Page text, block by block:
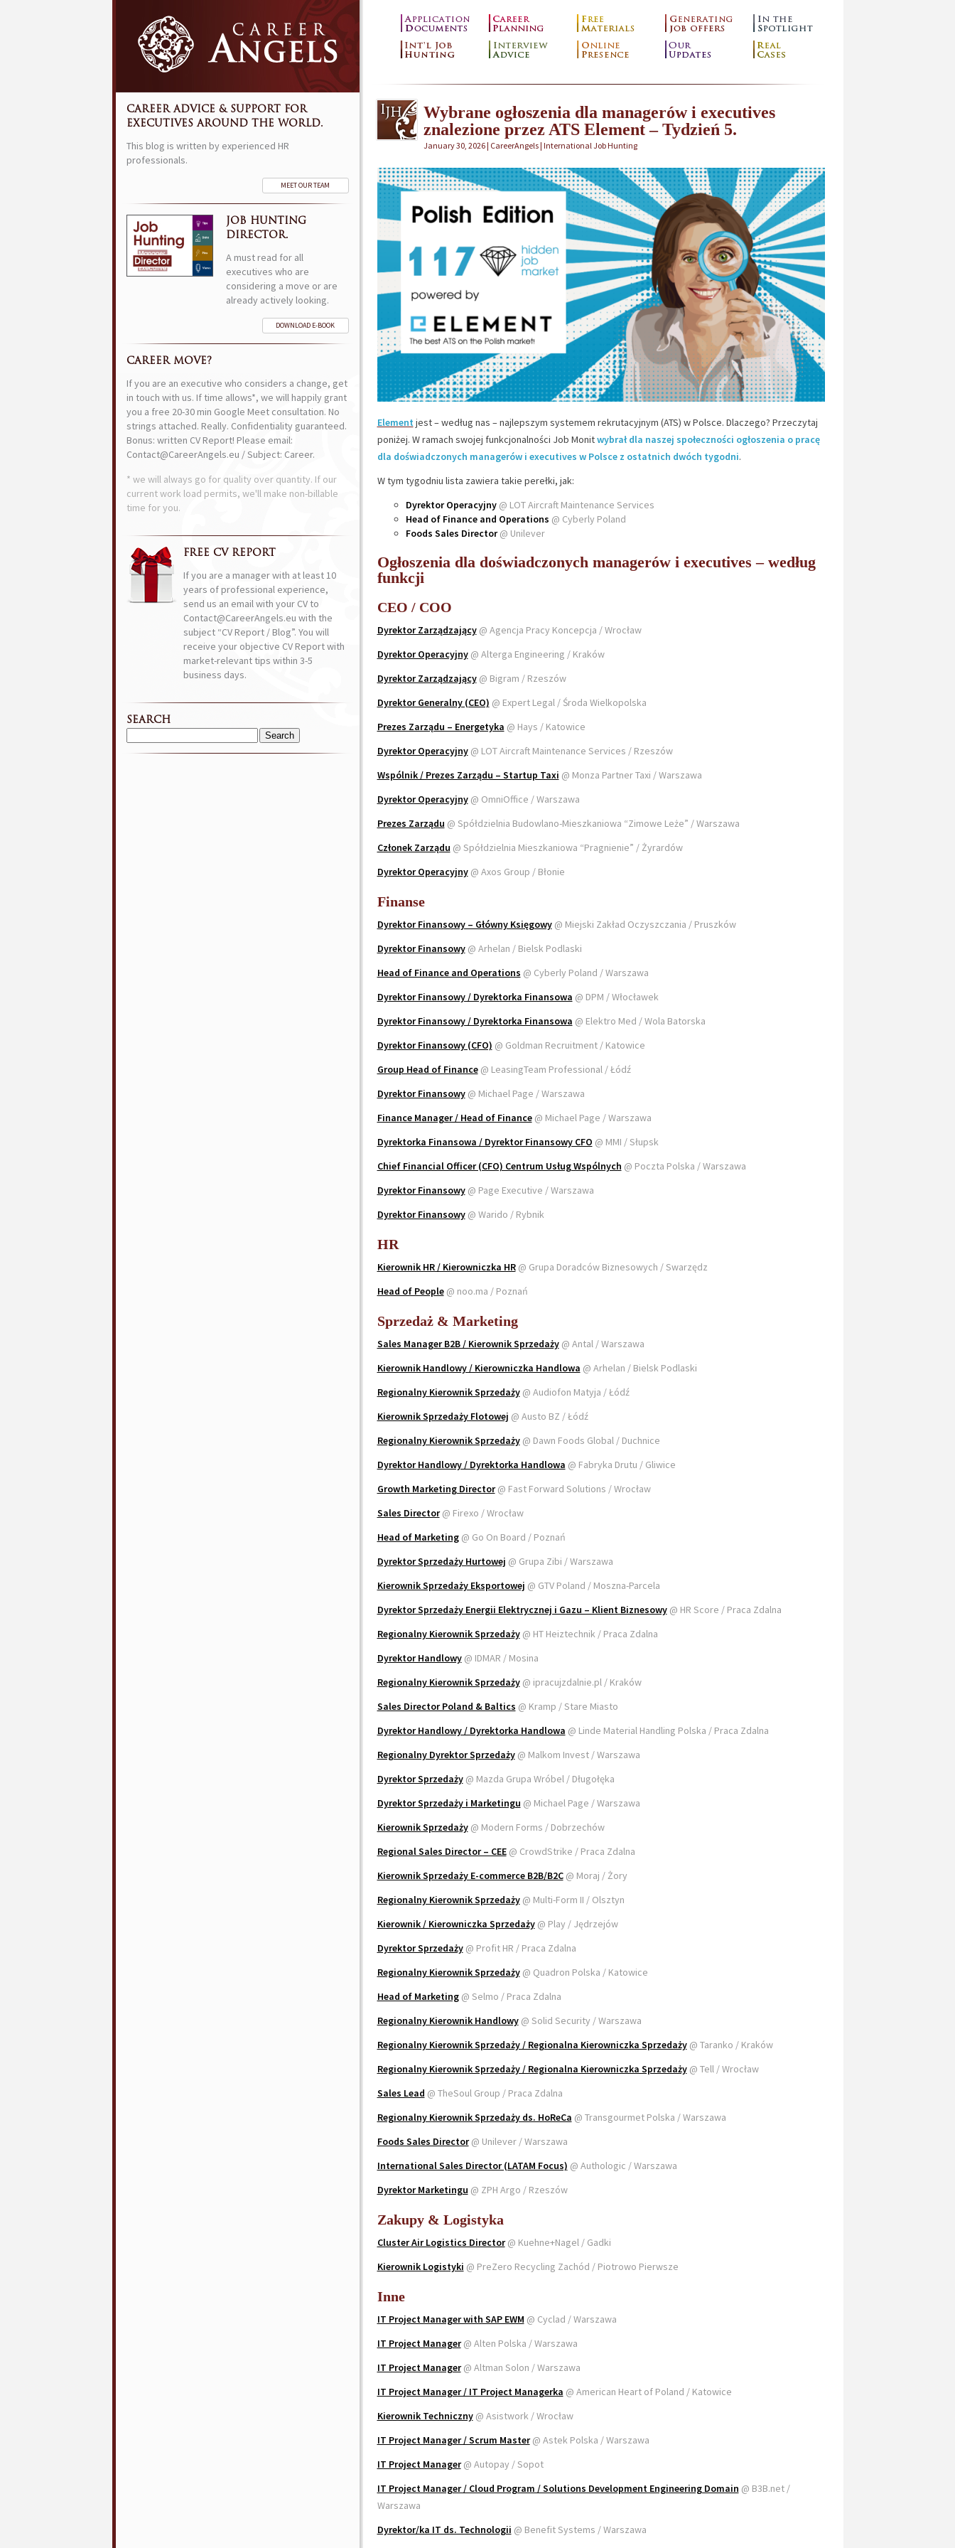
Wybrane ogłoszenia dla managerów i executives
znalezione przez ATS Element – Tydzień 5.
January 30, 2026 | CareerAngels | International Job Hunting
Element jest – według nas – najlepszym systemem rekrutacyjnym (ATS) w Polsce. Dlaczego? Przeczytaj
poniżej. W ramach swojej funkcjonalności Job Monitwybrał dla naszej społeczności ogłoszenia o pracę
dla doświadczonych managerów i executives w Polsce z ostatnich dwóch tygodni.
W tym tygodniu lista zawiera takie perełki, jak:
Dyrektor Operacyjny @ LOT Aircraft Maintenance Services
Head of Finance and Operations @ Cyberly Poland
Foods Sales Director @ Unilever
Ogłoszenia dla doświadczonych managerów i executives – według
funkcji
CEO / COO
Dyrektor Zarządzający @ Agencja Pracy Koncepcja / Wrocław
Dyrektor Operacyjny @ Alterga Engineering / Kraków
Dyrektor Zarządzający @ Bigram / Rzeszów
Dyrektor Generalny (CEO) @ Expert Legal / Środa Wielkopolska
Prezes Zarządu – Energetyka @ Hays / Katowice
Dyrektor Operacyjny @ LOT Aircraft Maintenance Services / Rzeszów
Wspólnik / Prezes Zarządu – Startup Taxi @ Monza Partner Taxi / Warszawa
Dyrektor Operacyjny @ OmniOffice / Warszawa
Prezes Zarządu @ Spółdzielnia Budowlano-Mieszkaniowa “Zimowe Leże” / Warszawa
Członek Zarządu @ Spółdzielnia Mieszkaniowa “Pragnienie” / Żyrardów
Dyrektor Operacyjny @ Axos Group / Błonie
Finanse
Dyrektor Finansowy – Główny Księgowy @ Miejski Zakład Oczyszczania / Pruszków
Dyrektor Finansowy @ Arhelan / Bielsk Podlaski
Head of Finance and Operations @ Cyberly Poland / Warszawa
Dyrektor Finansowy / Dyrektorka Finansowa @ DPM / Włocławek
Dyrektor Finansowy / Dyrektorka Finansowa @ Elektro Med / Wola Batorska
Dyrektor Finansowy (CFO) @ Goldman Recruitment / Katowice
Group Head of Finance @ LeasingTeam Professional / Łódź
Dyrektor Finansowy @ Michael Page / Warszawa
Finance Manager / Head of Finance @ Michael Page / Warszawa
Dyrektorka Finansowa / Dyrektor Finansowy CFO @ MMI / Słupsk
Chief Financial Officer (CFO) Centrum Usług Wspólnych @ Poczta Polska / Warszawa
Dyrektor Finansowy @ Page Executive / Warszawa
Dyrektor Finansowy @ Warido / Rybnik
HR
Kierownik HR / Kierowniczka HR @ Grupa Doradców Biznesowych / Swarzędz
Head of People @ noo.ma / Poznań
Sprzedaż & Marketing
Sales Manager B2B / Kierownik Sprzedaży @ Antal / Warszawa
Kierownik Handlowy / Kierowniczka Handlowa @ Arhelan / Bielsk Podlaski
Regionalny Kierownik Sprzedaży @ Audiofon Matyja / Łódź
Kierownik Sprzedaży Flotowej @ Austo BZ / Łódź
Regionalny Kierownik Sprzedaży @ Dawn Foods Global / Duchnice
Dyrektor Handlowy / Dyrektorka Handlowa @ Fabryka Drutu / Gliwice
Growth Marketing Director @ Fast Forward Solutions / Wrocław
Sales Director @ Firexo / Wrocław
Head of Marketing @ Go On Board / Poznań
Dyrektor Sprzedaży Hurtowej @ Grupa Zibi / Warszawa
Kierownik Sprzedaży Eksportowej @ GTV Poland / Moszna-Parcela
Dyrektor Sprzedaży Energii Elektrycznej i Gazu – Klient Biznesowy @ HR Score / Praca Zdalna
Regionalny Kierownik Sprzedaży @ HT Heiztechnik / Praca Zdalna
Dyrektor Handlowy @ IDMAR / Mosina
Regionalny Kierownik Sprzedaży @ ipracujzdalnie.pl / Kraków
Sales Director Poland & Baltics @ Kramp / Stare Miasto
Dyrektor Handlowy / Dyrektorka Handlowa @ Linde Material Handling Polska / Praca Zdalna
Regionalny Dyrektor Sprzedaży @ Malkom Invest / Warszawa
Dyrektor Sprzedaży @ Mazda Grupa Wróbel / Długołęka
Dyrektor Sprzedaży i Marketingu @ Michael Page / Warszawa
Kierownik Sprzedaży @ Modern Forms / Dobrzechów
Regional Sales Director – CEE @ CrowdStrike / Praca Zdalna
Kierownik Sprzedaży E-commerce B2B/B2C @ Moraj / Żory
Regionalny Kierownik Sprzedaży @ Multi-Form II / Olsztyn
Kierownik / Kierowniczka Sprzedaży @ Play / Jędrzejów
Dyrektor Sprzedaży @ Profit HR / Praca Zdalna
Regionalny Kierownik Sprzedaży @ Quadron Polska / Katowice
Head of Marketing @ Selmo / Praca Zdalna
Regionalny Kierownik Handlowy @ Solid Security / Warszawa
Regionalny Kierownik Sprzedaży / Regionalna Kierowniczka Sprzedaży @ Taranko / Kraków
Regionalny Kierownik Sprzedaży / Regionalna Kierowniczka Sprzedaży @ Tell / Wrocław
Sales Lead @ TheSoul Group / Praca Zdalna
Regionalny Kierownik Sprzedaży ds. HoReCa @ Transgourmet Polska / Warszawa
Foods Sales Director @ Unilever / Warszawa
International Sales Director (LATAM Focus) @ Authologic / Warszawa
Dyrektor Marketingu @ ZPH Argo / Rzeszów
Zakupy & Logistyka
Cluster Air Logistics Director @ Kuehne+Nagel / Gadki
Kierownik Logistyki @ PreZero Recycling Zachód / Piotrowo Pierwsze
Inne
IT Project Manager with SAP EWM @ Cyclad / Warszawa
IT Project Manager @ Alten Polska / Warszawa
IT Project Manager @ Altman Solon / Warszawa
IT Project Manager / IT Project Managerka @ American Heart of Poland / Katowice
Kierownik Techniczny @ Asistwork / Wrocław
IT Project Manager / Scrum Master @ Astek Polska / Warszawa
IT Project Manager @ Autopay / Sopot
IT Project Manager / Cloud Program / Solutions Development Engineering Domain @ B3B.net /
Warszawa
Dyrektor/ka IT ds. Technologii @ Benefit Systems / Warszawa
CAREER ADVICE & SUPPORT FOR
EXECUTIVES AROUND THE WORLD.
This blog is written by experienced HR
professionals.
MEET OUR TEAM
JOB HUNTING
DIRECTOR.
A must read for all
executives who are
considering a move or are
already actively looking.
DOWNLOAD E-BOOK
CAREER MOVE?
If you are an executive who considers a change, get
in touch with us. If time allows*, we will happily grant
you a free 20-30 min Google Meet consultation. No
strings attached. Really. Confidentiality guaranteed.
Bonus: written CV Report! Please email:
Contact@CareerAngels.eu / Subject: Career.
* we will always go for quality over quantity. If our
current work load permits, we'll make non-billable
time for you.
FREE CV REPORT
If you are a manager with at least 10
years of professional experience,
send us an email with your CV to
Contact@CareerAngels.eu with the
subject “CV Report / Blog”. You will
receive your objective CV Report with
market-relevant tips within 3-5
business days.
SEARCH
Search
for: